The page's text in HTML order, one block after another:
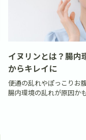
イヌリンとは？腸内
からキレイに
便通の乱れやぽっこり
腸内環境の乱れが原因か